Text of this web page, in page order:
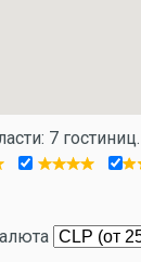
7 гостиниц.